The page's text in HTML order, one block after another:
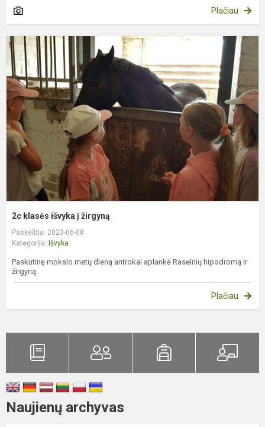
Plačiau
2c klasės išvyka į žirgyną
Paskelbta: 2023-06-08
Kategorija: Išvyka
Paskutinę mokslo metų dieną antrokai aplankė Raseinių hipodromą ir
žirgyną.
Plačiau
Naujienų archyvas